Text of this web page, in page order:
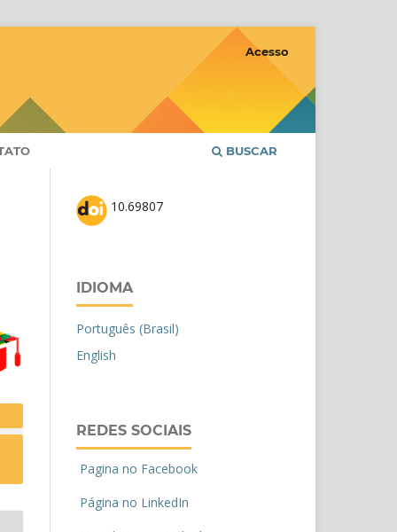
BUSCAR
Acesso
10.69807
IDIOMA
Português (Brasil)
English
REDES SOCIAIS
Pagina no Facebook
Página no LinkedIn